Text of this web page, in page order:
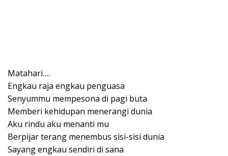
Matahari….
Engkau raja engkau penguasa
Senyummu mempesona di pagi buta
Memberi kehidupan menerangi dunia
Aku rindu aku menanti mu
Berpijar terang menembus sisi-sisi dunia
Sayang engkau sendiri di sana